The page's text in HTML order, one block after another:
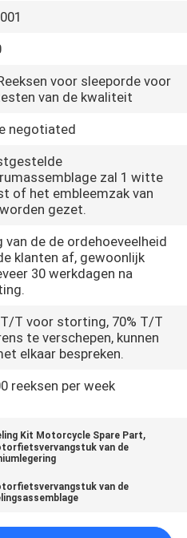
voor sleeporde voor
van de kwaliteit
negotiated
zal 1 witte
of het embleemzak van
gezet.
van de de ordehoeveelheid
klanten af, gewoonlijk
30 werkdagen na
T/T voor storting, 70% T/T
te verschepen, kunnen
elkaar bespreken.
reeksen per week
Kit Motorcycle Spare Part,
van de
van de